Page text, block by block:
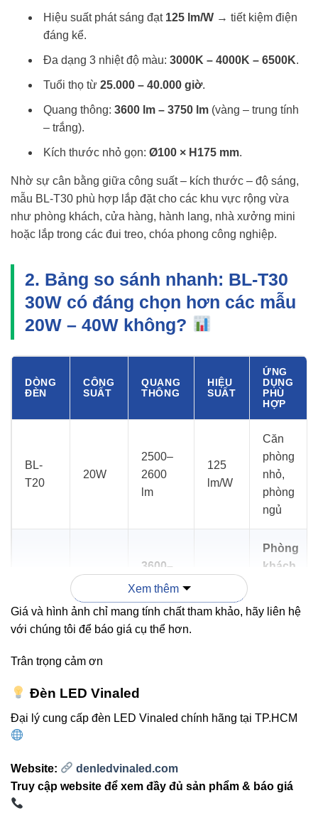
Hiệu suất phát sáng đạt 125 lm/W→ tiết kiệm điện
đáng kể.
Đa dạng 3 nhiệt độ màu: 3000K – 4000K – 6500K.
Tuổi thọ từ 25.000 – 40.000 giờ.
Quang thông: 3600 lm – 3750 lm(vàng – trung tính
– trắng).
Kích thước nhỏ gọn: Ø100 × H175 mm.
Nhờ sự cân bằng giữa công suất – kích thước – độ sáng,
mẫu BL-T30 phù hợp lắp đặt cho các khu vực rộng vừa
như phòng khách, cửa hàng, hành lang, nhà xưởng mini
hoặc lắp trong các đui treo, chóa phong công nghiệp.
2. Bảng so sánh nhanh: BL-T30
30W có đáng chọn hơn các mẫu
20W – 40W không?
DÒNG
ĐÈN
CÔNG
SUẤT
QUANG
THÔNG
HIỆU
SUẤT
ỨNG
DỤNG
PHÙ
HỢP
BL-
T20
20W
2500–
2600
lm
125
lm/W
Căn
phòng
nhỏ,
phòng
ngủ
3600–
3750
lm
125
Phòng
khách,
lối đi
BL-
T40
40W
5000
lm/W
hơn,
Kết luận nhanh:
Xem thêm
Giá và hình ảnh chỉ mang tính chất tham khảo, hãy liên hệ
với chúng tôi để báo giá cụ thể hơn.
Trân trọng cảm ơn
Đèn LED Vinaled
Đại lý cung cấp đèn LED Vinaled chính hãng tại TP.HCM
Website:
denledvinaled.com
Truy cập website để xem đầy đủ sản phẩm & báo giá